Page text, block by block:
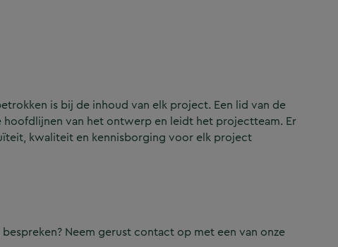
is bij de inhoud van elk project. Een lid van de
van het ontwerp en leidt het projectteam. Er
kwaliteit en kennisborging voor elk project
Neem gerust contact op met een van onze